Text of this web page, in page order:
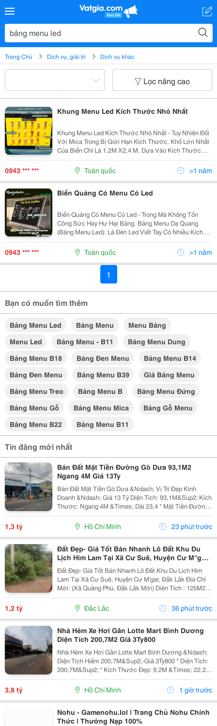
Trang Chủ Dịch vụ, giải trí Dịch vụ khác
Lọc nâng cao
Khung Menu Led Kích Thước Nhỏ Nhất
Khung Menu Led Kích Thước Nhỏ Nhất - Tuy Nhiên Đối
Với Mica Trong Bị Giới Hạn Kích Thước, Khổ Lớn Nhất
Của Biển Chỉ Là 1,2M X2,4 M. Dựa Vào Kích Thước
Khá Mỏng Của Nó Mà Người Ta Gọi Đây Là Hộp Đèn,
Bảng Menu Led Được In Theo Kích Thước - Chủng
0943 *** *** Toàn quốc >1 năm
Biển Quảng Có Menu Có Led
Biển Quảng Có Menu Có Led - Trong Mà Không Tốn
Công Sức Hay Hư Hại Bảng. Bảng Menu Dạ Quang
(Bảng Menu Led): Là Đèn Led Viết Tay Có Nhiều Kích
Cỡ Để Lựa Chọn, Tất Cả Đều Sử Dụng Công Nghệ Mới
. C Ác Sản Phẩm Tranh, Biển Hộp Đèn Quảng Cáo Hiện
0943 *** *** Toàn quốc >1 năm
1
Bạn có muốn tìm thêm
Bảng Menu Led Bảng Menu
Menu Bảng
Menu Led
Bảng Menu - B11
Bảng Menu Dung
Bảng Menu B18
Bảng Đen Menu
Bảng Menu B14
Bảng Đen Menu
Bảng Menu B39
Giá Bảng Menu
Bảng Menu Treo
Bảng Menu B
Bảng Menu Đứng
Bảng Menu Gỗ
Bảng Menu Mica
Bảng Gỗ Menu
Bảng Menu B22
Bảng Menu B11
Tin đăng mới nhất
Bán Đất Mặt Tiền Đường Gò Dưa 93,1M2
Ngang 4M Giá 13Ty
Bán Đất Mặt Tiền Gò Dưa &Ndash; Vị Trí Đẹp Kinh
Doanh &Ndash; Giá 13 Tỷ Diện Tích: 93,1M&Sup2; Kích
Thước: Ngang 4M &Times; Dài 23,4 * Mặt Tiền Đường
Lớn, Xe Cộ Qua Lại Đông Đúc. * Thích Hợp Xây Nhà
Phố, Văn Phòng, Cửa Hàng, Showroom Hoặc Đầu...
1,3 tỷ Hồ Chí Minh 23 phút trước
Đất Đẹp- Giá Tốt Bán Nhanh Lô Đất Khu Du
Lịch Him Lam Tại Xã Cư Suê, Huyện Cư M''gar,
Đắk Lắk
Đất Đẹp- Giá Tốt Bán Nhanh Lô Đất Khu Du Lịch Him
Lam Tại Xã Cư Suê, Huyện Cư M'gar, Đắk Lắk Địa Chỉ
Mới: (Xã Quảng Phú, Đắk Lắk Mới) Diện Tích : 125M2,
75M2 Thổ Cư. Nở Hậu Giá Bán: 1,2 Tỷ(Có Thương
Lượng) - Vị Trí Đẹp Giao Thông Thuận Lợi, Đất...
1,2 tỷ Đắc Lắc 36 phút trước
Nhà Hẻm Xe Hơi Gân Lotte Mart Bình Dương
Diện Tích 200,7M2 Giá 3Ty800
Nhà Hẻm Xe Hơi Gần Lotte Mart Bình Dương &Ndash;
Diện Tích Hiếm 200,7M&Sup2;-Giá 3Ty800 * Diện Tích:
200,7M&Sup2; * Kích Thước Đẹp: 9,2M &Times; 22,2M
* Nhà Cấp 4 Gồm 3 Phòng Ngủ, 1 Wc * Hẻm Xe Hơi
Rộng, Ô Tô Vào Tận Nhà * Hướng Đông Nam, Đất...
3,8 tỷ Hồ Chí Minh 1 giờ trước
Nohu - Gamenohu.lol | Trang Chủ Nohu Chính
Thức | Thưởng Nạp 100%